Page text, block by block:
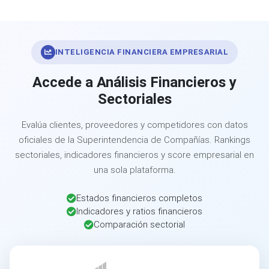
INTELIGENCIA FINANCIERA EMPRESARIAL
Accede a Análisis Financieros y
Sectoriales
Evalúa clientes, proveedores y competidores con datos
oficiales de la Superintendencia de Compañías. Rankings
sectoriales, indicadores financieros y score empresarial en
una sola plataforma.
Estados financieros completos
Indicadores y ratios financieros
Comparación sectorial